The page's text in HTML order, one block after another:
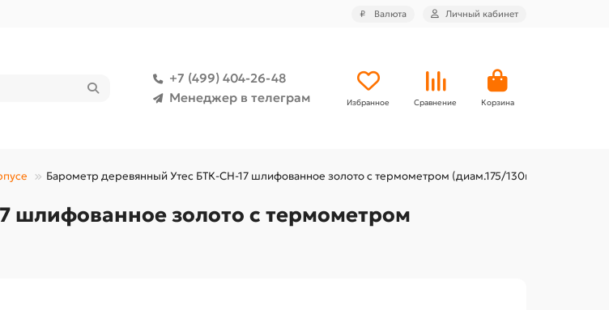
₽ Валюта Личный кабинет
+7 (499) 404-26-48
Менеджер в телеграм
Избранное Сравнение Корзина
Барометр деревянный Утес БТК-СН-17 шлифованное золото с термометром (диам.175/130мм)
шлифованное золото с термометром